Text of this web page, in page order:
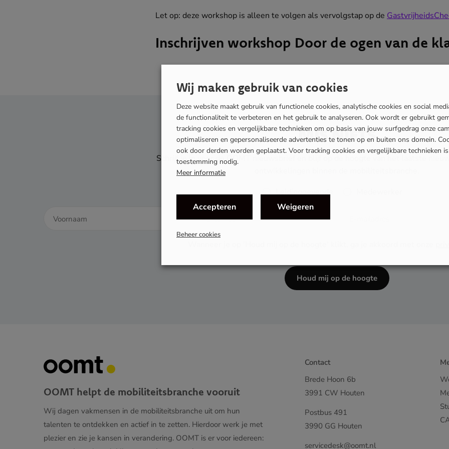
Let op: deze workshop is alleen te volgen als vervolgstap op de
Inschrijven workshop Door de ogen van de
MIS NIETS
Schrijf je in voor de OOMT nieuwsbrief en blijf op de hoogte van het laatste
Leidinggevende
Houd mij op de hoogte
OOMT helpt de mobiliteitsbranche vooruit
Wij dagen vakmensen in de mobiliteitsbranche uit om hun
talenten te ontdekken en actief in te zetten. Hierdoor werk je met
plezier en zie je kansen in verandering. OOMT is er voor iedereen:
Contact
Brede Hoon 6b
3991 CW Houten
Postbus 491
3990 GG Houten
servicedesk@oomt.nl
Wij maken gebruik van cookies
Deze website maakt gebruik van functionele cookies, analytische cookies en social
de functionaliteit te verbeteren en het gebruik te analyseren. Ook wordt er gebruikt
tracking cookies en vergelijkbare technieken om op basis van jouw surfgedrag onze
optimaliseren en gepersonaliseerde advertenties te tonen op en buiten ons domein.
ook door derden worden geplaatst. Voor tracking cookies en vergelijkbare technieken
toestemming nodig.
Meer informatie
Accepteren Weigeren
Beheer cookies